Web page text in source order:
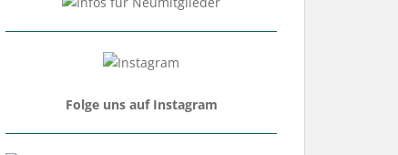
Folge uns auf Instagram